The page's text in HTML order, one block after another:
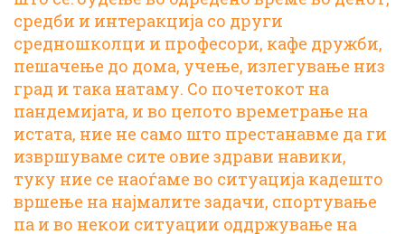
средби и интеракција со други
средношколци и професори, кафе дружби,
пешачење до дома, учење, излегување низ
град и така натаму. Со почетокот на
пандемијата, и во целото времетрање на
истата, ние не само што престанавме да ги
извршуваме сите овие здрави навики,
туку ние се наоѓаме во ситуација кадешто
вршење на најмалите задачи, спортување
па и во некои ситуации оддржување на